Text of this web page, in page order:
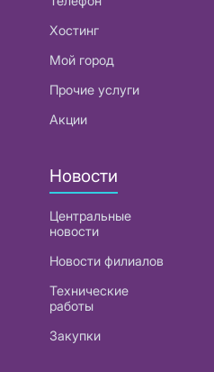
Хостинг
Мой город
Прочие услуги
Акции
Новости
Центральные
новости
Новости филиалов
Технические
работы
Закупки